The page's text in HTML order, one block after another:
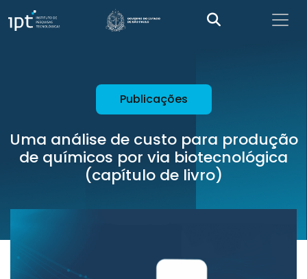
Publicações
Uma análise de custo para produção
de químicos por via biotecnológica
(capítulo de livro)